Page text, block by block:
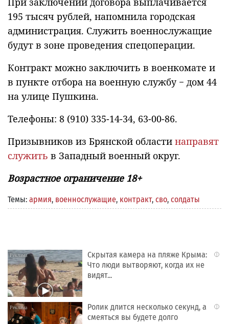
195 тысяч рублей, напомнила городская
администрация. Служить военнослужащие
будут в зоне проведения спецоперации.
Контракт можно заключить в военкомате и
в пункте отбора на военную службу − дом 44
на улице Пушкина.
Телефоны: 8 (910) 335-14-34, 63-00-86.
Призывников из Брянской области направят
служить в Западный военный округ.
Возрастное ограничение 18+
Темы: армия, военнослужащие, контракт, сво, солдаты
i
Скрытая камера на пляже Крыма:
Что люди вытворяют, когда их не
видят...
i
Ролик длится несколько секунд, а
смеяться вы будете долго